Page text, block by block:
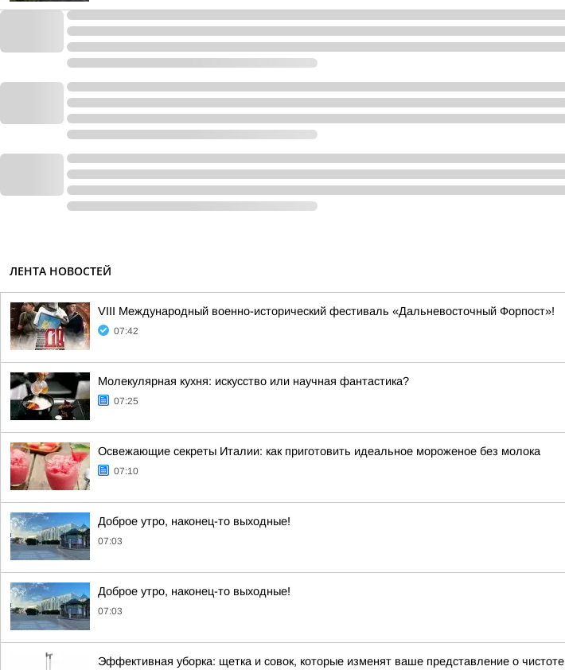
ЛЕНТА НОВОСТЕЙ
VIII Международный военно-исторический фестиваль «Дальневосточный Форпост»!
07:42
Молекулярная кухня: искусство или научная фантастика?
07:25
Освежающие секреты Италии: как приготовить идеальное мороженое без молока
07:10
Доброе утро, наконец-то выходные!
07:03
Доброе утро, наконец-то выходные!
07:03
Эффективная уборка: щетка и совок, которые изменят ваше представление о чистоте